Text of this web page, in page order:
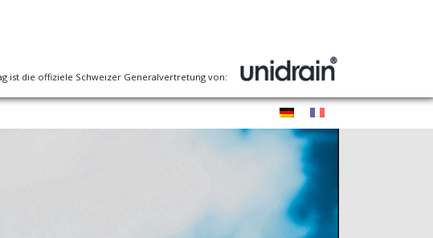
ist die offiziele Schweizer Generalvertretung von: